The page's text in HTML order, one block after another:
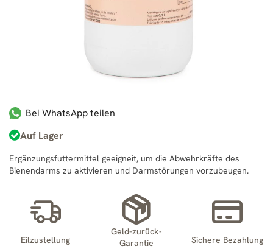
Bei WhatsApp teilen
Auf Lager
Ergänzungsfuttermittel geeigneit, um die Abwehrkräfte des
Bienendarms zu aktivieren und Darmstörungen vorzubeugen.
Eilzustellung
Geld-zurück-
Garantie
Sichere Bezahlung